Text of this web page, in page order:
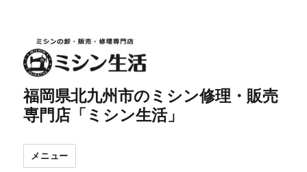
福岡県北九州市のミシン修理・販売
専門店「ミシン生活」
メニュー